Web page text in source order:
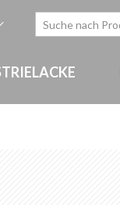
Search